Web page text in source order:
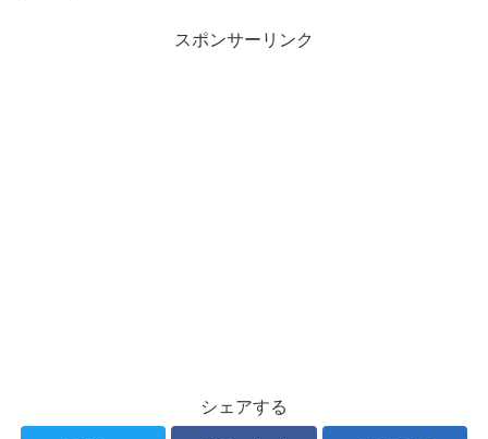
スポンサーリンク
シェアする